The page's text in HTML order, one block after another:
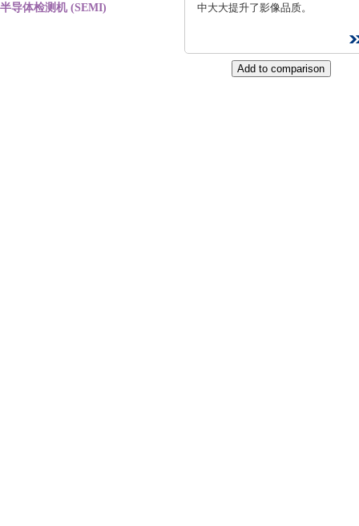
半导体检测机 (SEMI)
中大大提升了影像品质。